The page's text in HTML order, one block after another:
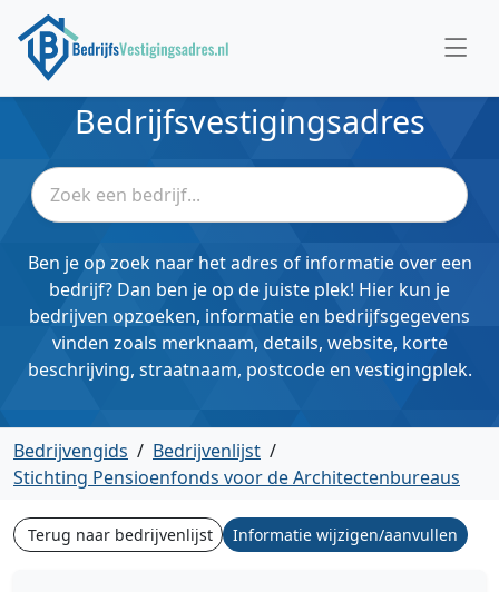
Bedrijfsvestigingsadres
Ben je op zoek naar het adres of informatie over een
bedrijf? Dan ben je op de juiste plek! Hier kun je
bedrijven opzoeken, informatie en bedrijfsgegevens
vinden zoals merknaam, details, website, korte
beschrijving, straatnaam, postcode en vestigingplek.
Bedrijvengids / Bedrijvenlijst /
Stichting Pensioenfonds voor de Architectenbureaus
Terug naar bedrijvenlijst Informatie wijzigen/aanvullen